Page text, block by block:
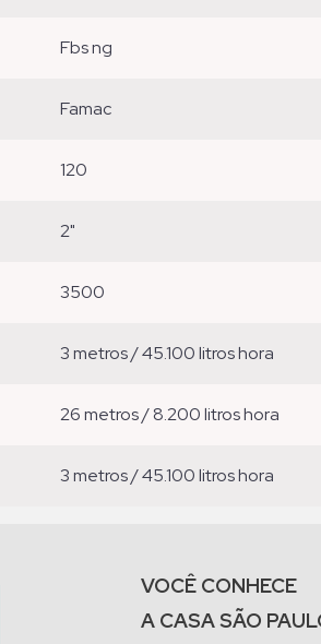
fbs ng
famac
120
2"
3500
3 metros / 45.100 litros hora
26 metros / 8.200 litros hora
3 metros / 45.100 litros hora
VOCÊ CONHECE
A CASA SÃO